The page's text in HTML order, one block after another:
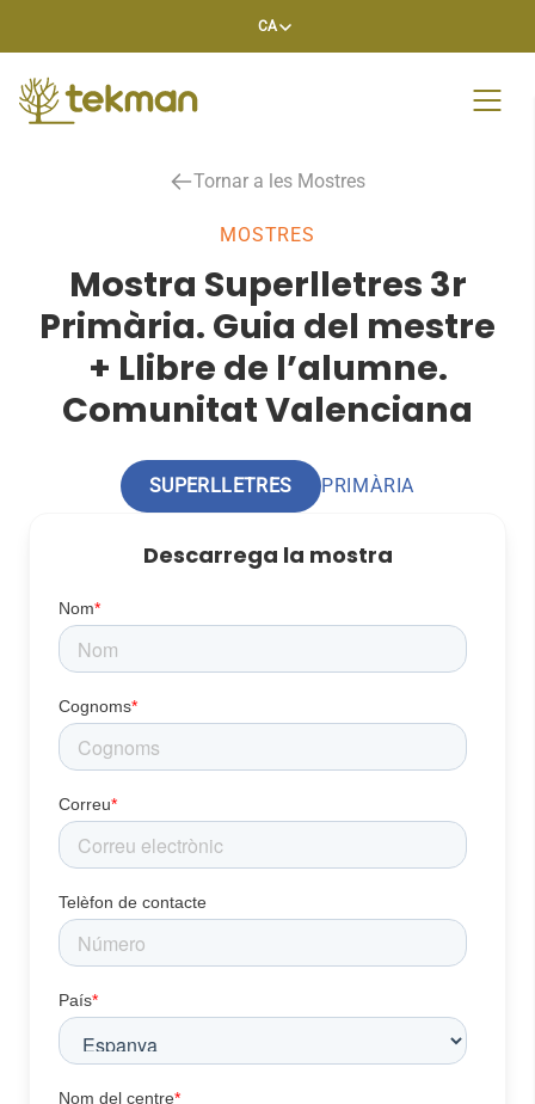
CA
Tornar a les Mostres
MOSTRES
Mostra Superlletres 3r
Primària. Guia del mestre
+ Llibre de l’alumne.
Comunitat Valenciana
SUPERLLETRES PRIMÀRIA
Descarrega la mostra
Nom*
Cognoms*
Correu*
Telèfon de contacte
País*
Nom del centre*